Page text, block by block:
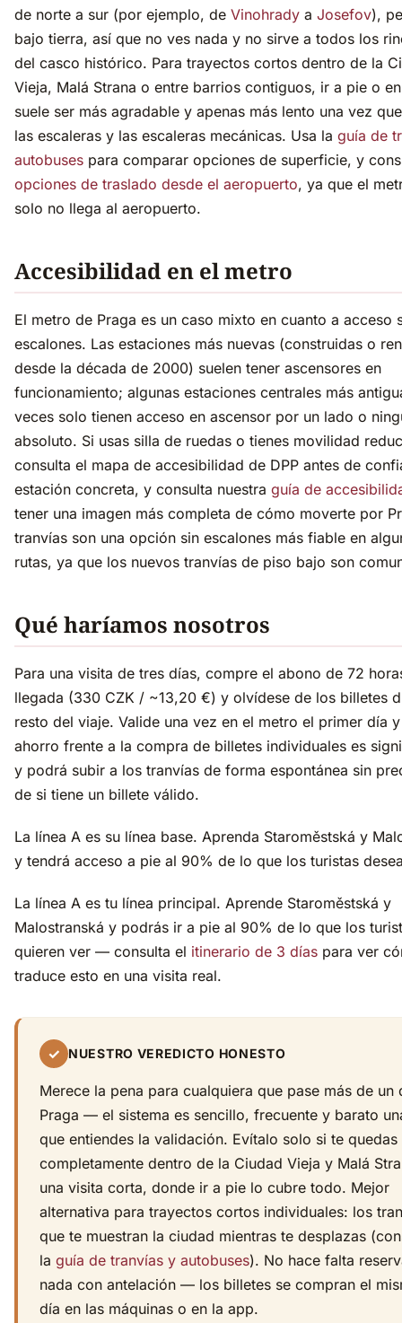
de norte a sur (por ejemplo, de Vinohrady a Josefov),
bajo tierra, así que no ves nada y no sirve a todos los
del casco histórico. Para trayectos cortos dentro de la
Vieja, Malá Strana o entre barrios contiguos, ir a pie o
suele ser más agradable y apenas más lento una vez
las escaleras y las escaleras mecánicas. Usa la guía de
autobuses para comparar opciones de superficie, y
opciones de traslado desde el aeropuerto, ya que el
solo no llega al aeropuerto.
Accesibilidad en el metro
El metro de Praga es un caso mixto en cuanto a acceso
escalones. Las estaciones más nuevas (construidas o
desde la década de 2000) suelen tener ascensores en
funcionamiento; algunas estaciones centrales más
veces solo tienen acceso en ascensor por un lado o
absoluto. Si usas silla de ruedas o tienes movilidad
consulta el mapa de accesibilidad de DPP antes de
estación concreta, y consulta nuestra guía de
tener una imagen más completa de cómo moverte por
tranvías son una opción sin escalones más fiable en
rutas, ya que los nuevos tranvías de piso bajo son
Qué haríamos nosotros
Para una visita de tres días, compre el abono de 72
llegada (330 CZK / ~13,20 €) y olvídese de los billetes
resto del viaje. Valide una vez en el metro el primer día
ahorro frente a la compra de billetes individuales es
y podrá subir a los tranvías de forma espontánea sin
de si tiene un billete válido.
La línea A es su línea base. Aprenda Staroměstská y
y tendrá acceso a pie al 90% de lo que los turistas
La línea A es tu línea principal. Aprende Staroměstská y
Malostranská y podrás ir a pie al 90% de lo que los
quieren ver — consulta el itinerario de 3 días para ver
traduce esto en una visita real.
✓ NUESTRO VEREDICTO HONESTO
Merece la pena para cualquiera que pase más de un
Praga — el sistema es sencillo, frecuente y barato
que entiendes la validación. Evítalo solo si te quedas
completamente dentro de la Ciudad Vieja y Malá
una visita corta, donde ir a pie lo cubre todo. Mejor
alternativa para trayectos cortos individuales: los
que te muestran la ciudad mientras te desplazas
la guía de tranvías y autobuses). No hace falta
nada con antelación — los billetes se compran el
día en las máquinas o en la app.